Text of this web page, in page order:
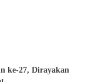
ke-27, Dirayakan